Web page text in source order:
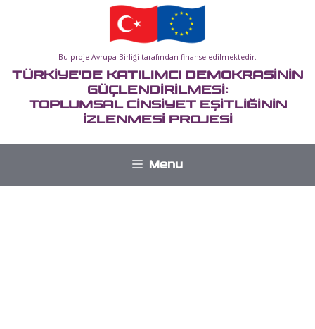
Bu proje Avrupa Birliği tarafından finanse edilmektedir.
TÜRKİYE'DE KATILIMCI DEMOKRASİNİN
GÜÇLENDİRİLMESİ:
TOPLUMSAL CİNSİYET EŞİTLİĞİNİN
İZLENMESİ PROJESİ
Menu